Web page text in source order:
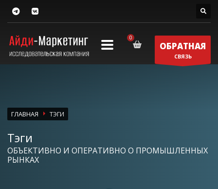
ОБРАТНАЯ
СВЯЗЬ
ГЛАВНАЯ ТЭГИ
Тэги
ОБЪЕКТИВНО И ОПЕРАТИВНО О ПРОМЫШЛЕННЫХ
РЫНКАХ